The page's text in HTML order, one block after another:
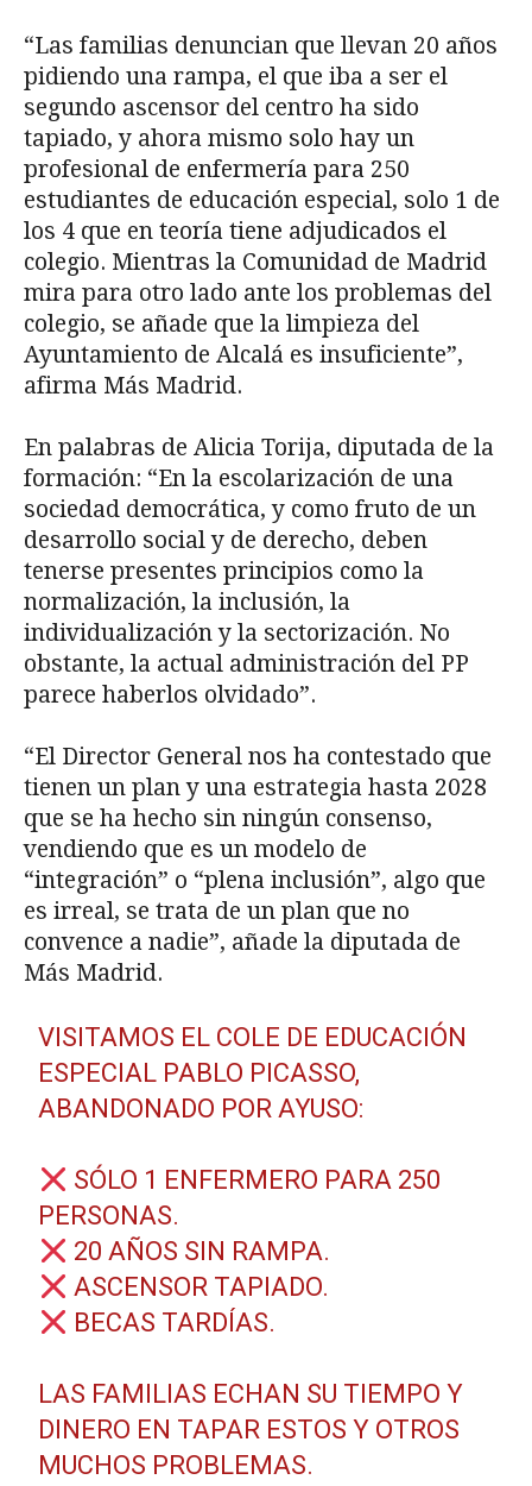
“Las familias denuncian que llevan 20 años
pidiendo una rampa, el que iba a ser el
segundo ascensor del centro ha sido
tapiado, y ahora mismo solo hay un
profesional de enfermería para 250
estudiantes de educación especial, solo 1 de
los 4 que en teoría tiene adjudicados el
colegio. Mientras la Comunidad de Madrid
mira para otro lado ante los problemas del
colegio, se añade que la limpieza del
Ayuntamiento de Alcalá es insuficiente”,
afirma Más Madrid.
En palabras de Alicia Torija, diputada de la
formación: “En la escolarización de una
sociedad democrática, y como fruto de un
desarrollo social y de derecho, deben
tenerse presentes principios como la
normalización, la inclusión, la
individualización y la sectorización. No
obstante, la actual administración del PP
parece haberlos olvidado”.
“El Director General nos ha contestado que
tienen un plan y una estrategia hasta 2028
que se ha hecho sin ningún consenso,
vendiendo que es un modelo de
“integración” o “plena inclusión”, algo que
es irreal, se trata de un plan que no
convence a nadie”, añade la diputada de
Más Madrid.
VISITAMOS EL COLE DE EDUCACIÓN
ESPECIAL PABLO PICASSO,
ABANDONADO POR AYUSO:
SÓLO 1 ENFERMERO PARA 250
PERSONAS.
20 AÑOS SIN RAMPA.
ASCENSOR TAPIADO.
BECAS TARDÍAS.
LAS FAMILIAS ECHAN SU TIEMPO Y
DINERO EN TAPAR ESTOS Y OTROS
MUCHOS PROBLEMAS.